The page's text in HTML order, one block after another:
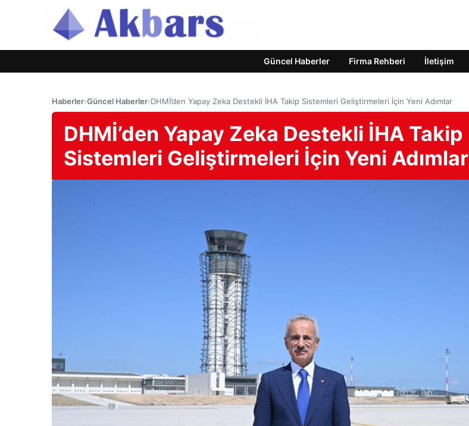
Güncel Haberler Firma Rehberi İletişim
Haberler›Güncel Haberler›DHMİ’den Yapay Zeka Destekli İHA Takip Sistemleri Geliştirmeleri İçin Yeni Adımlar
DHMİ’den Yapay Zeka Destekli İHA Takip
Sistemleri Geliştirmeleri İçin Yeni Adımlar